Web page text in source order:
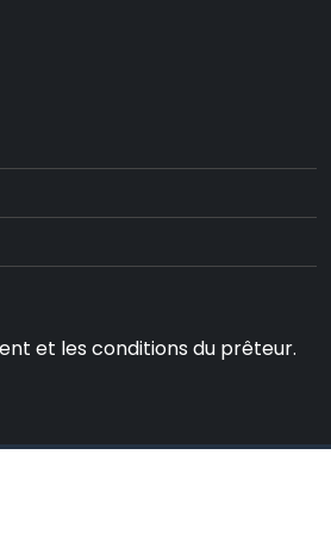
et les conditions du prêteur.